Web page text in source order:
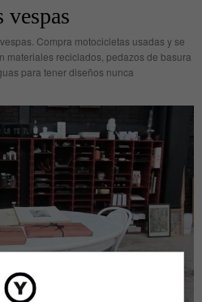
Compra motocicletas usadas y se
materiales reciclados, pedazos de basura
para tener diseños nunca